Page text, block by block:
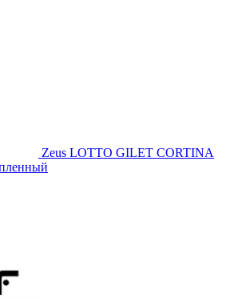
Zeus LOTTO GILET CORTINA